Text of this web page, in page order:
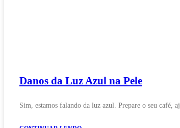
Danos da Luz Azul na Pele
Sim, estamos falando da luz azul. Prepare o seu café,